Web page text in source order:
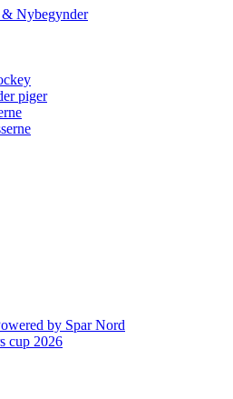
Nybegynder
piger
by Spar Nord
cup 2026